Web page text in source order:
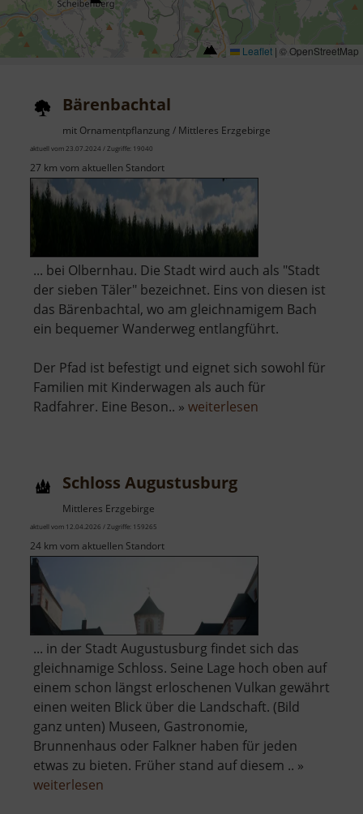
Leaflet | © OpenStreetMap
Bärenbachtal
mit Ornamentpflanzung / Mittleres Erzgebirge
aktuell vom 23.07.2024 / Zugriffe: 19040
27 km vom aktuellen Standort
... bei Olbernhau. Die Stadt wird auch als "Stadt
der sieben Täler" bezeichnet. Eins von diesen ist
das Bärenbachtal, wo am gleichnamigem Bach
ein bequemer Wanderweg entlangführt.
Der Pfad ist befestigt und eignet sich sowohl für
Familien mit Kinderwagen als auch für
Radfahrer. Eine Beson.. » weiterlesen
Schloss Augustusburg
Mittleres Erzgebirge
aktuell vom 12.04.2026 / Zugriffe: 159265
24 km vom aktuellen Standort
... in der Stadt Augustusburg findet sich das
gleichnamige Schloss. Seine Lage hoch oben auf
einem schon längst erloschenen Vulkan gewährt
einen weiten Blick über die Landschaft. (Bild
ganz unten) Museen, Gastronomie,
Brunnenhaus oder Falkner haben für jeden
etwas zu bieten. Früher stand auf diesem .. »
weiterlesen